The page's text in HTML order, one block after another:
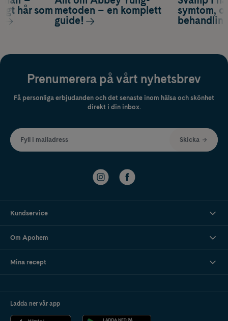
symtom,
hår som metoden – en komplett
guide!
Prenumerera på vårt nyhetsbrev
Få personliga erbjudanden och det senaste inom hälsa och skönhet
direkt i din inbox.
Fyll i mailadress Skicka
Kundservice
Om Apohem
Mina recept
Ladda ner vår app